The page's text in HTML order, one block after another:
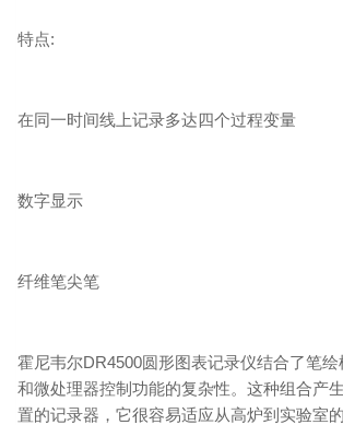
特点:
在同一时间线上记录多达四个过程变量
数字显示
纤维笔尖笔
霍尼韦尔DR4500圆形图表记录仪结合了笔
和微处理器控制功能的复杂性。这种组合产
置的记录器，它很容易适应从高炉到实验室